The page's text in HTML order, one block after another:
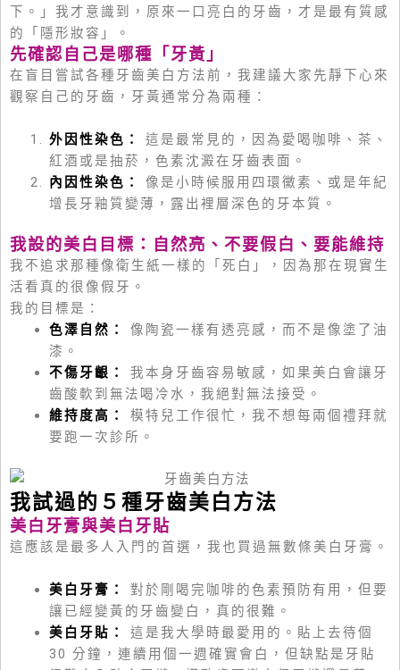
下。」我才意識到，原來一口亮白的牙齒，才是最有質感
的「隱形妝容」。
先確認自己是哪種「牙黃」
在盲目嘗試各種牙齒美白方法前，我建議大家先靜下心來
觀察自己的牙齒，牙黃通常分為兩種：
外因性染色：
這是最常見的，因為愛喝咖啡、茶、
紅酒或是抽菸，色素沈澱在牙齒表面。
內因性染色：
像是小時候服用四環黴素、或是年紀
增長牙釉質變薄，露出裡層深色的牙本質。
我設的美白目標：自然亮、不要假白、要能維持
我不追求那種像衛生紙一樣的「死白」，因為那在現實生
活看真的很像假牙。
我的目標是：
色澤自然：
像陶瓷一樣有透亮感，而不是像塗了油
漆。
不傷牙齦：
我本身牙齒容易敏感，如果美白會讓牙
齒酸軟到無法喝冷水，我絕對無法接受。
維持度高：
模特兒工作很忙，我不想每兩個禮拜就
要跑一次診所。
我試過的５種牙齒美白方法
美白牙膏與美白牙貼
這應該是最多人入門的首選，我也買過無數條美白牙膏。
美白牙膏：
對於剛喝完咖啡的色素預防有用，但要
讓已經變黃的牙齒變白，真的很難。
美白牙貼：
這是我大學時最愛用的。貼上去待個
30 分鐘，連續用個一週確實會白，但缺點是牙貼